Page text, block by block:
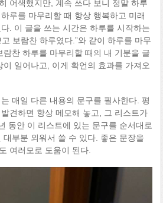
어색했지만, 계속 쓰다 보니 정말 하루
루를 마무리할 때 항상 행복하고 미래
. 이 글을 쓰는 시간은 하루를 시작하는
보람찬 하루였다.”와 같이 하루를 마무
찬 하루를 마무리할 때의 내 기분을 글
이 일어나고, 이게 확언의 효과를 가져오
매일 다른 내용의 문구를 필사한다. 평
견하면 항상 메모해 놓고, 그 리스트가
동안 이 리스트에 있는 문구를 순서대로
부분 외워서 쓸 수 있다. 좋은 문장을
여러모로 도움이 된다.